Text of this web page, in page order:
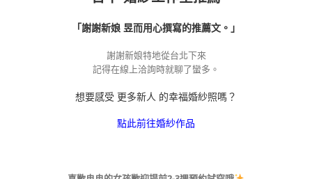
「謝謝新娘 昱而用心撰寫的推薦文。」
謝謝新娘特地從台北下來
記得在線上洽詢時就聊了蠻多。
想要感受 更多新人 的幸福婚紗照嗎？
點此前往婚紗作品